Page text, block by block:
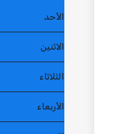
الأحد
الاثنين
الثلاثاء
الأربعاء